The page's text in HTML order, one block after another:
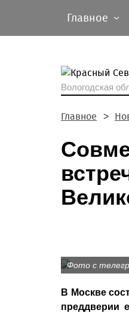
Главное
Вологодская
Главное
Фото с
В Москве
преддверии